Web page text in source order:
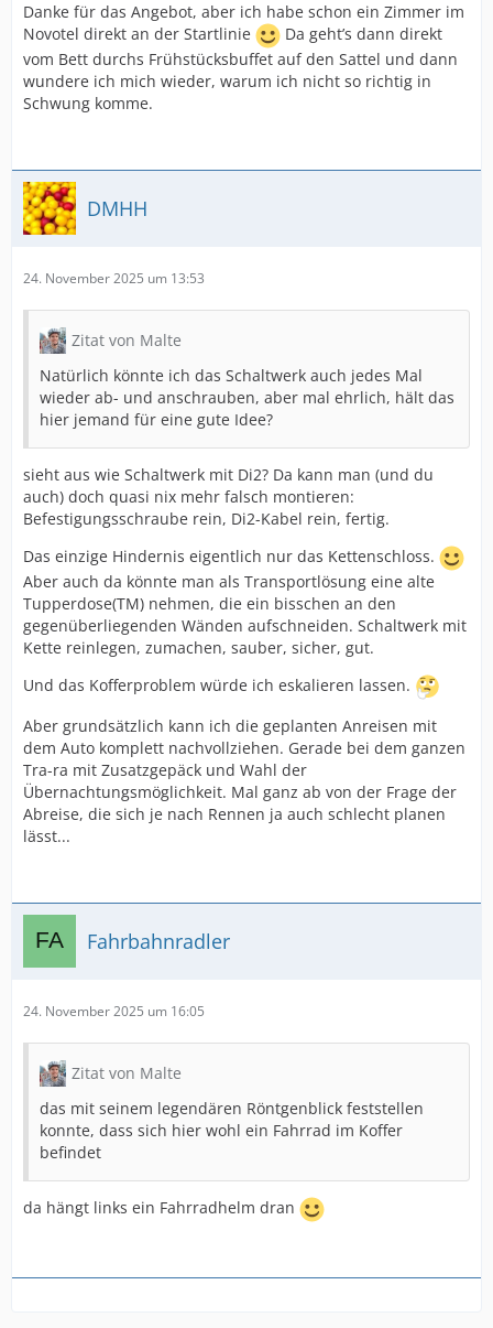
Danke für das Angebot, aber ich habe schon ein Zimmer im
Novotel direkt an der Startlinie
Da geht’s dann direkt
vom Bett durchs Frühstücksbuffet auf den Sattel und dann
wundere ich mich wieder, warum ich nicht so richtig in
Schwung komme.
DMHH
24. November 2025 um 13:53
Zitat von Malte
Natürlich könnte ich das Schaltwerk auch jedes Mal
wieder ab- und anschrauben, aber mal ehrlich, hält das
hier jemand für eine gute Idee?
sieht aus wie Schaltwerk mit Di2? Da kann man (und du
auch) doch quasi nix mehr falsch montieren:
Befestigungsschraube rein, Di2-Kabel rein, fertig.
Das einzige Hindernis eigentlich nur das Kettenschloss.
Aber auch da könnte man als Transportlösung eine alte
Tupperdose(TM) nehmen, die ein bisschen an den
gegenüberliegenden Wänden aufschneiden. Schaltwerk mit
Kette reinlegen, zumachen, sauber, sicher, gut.
Und das Kofferproblem würde ich eskalieren lassen.
Aber grundsätzlich kann ich die geplanten Anreisen mit
dem Auto komplett nachvollziehen. Gerade bei dem ganzen
Tra-ra mit Zusatzgepäck und Wahl der
Übernachtungsmöglichkeit. Mal ganz ab von der Frage der
Abreise, die sich je nach Rennen ja auch schlecht planen
lässt...
Fahrbahnradler
24. November 2025 um 16:05
Zitat von Malte
das mit seinem legendären Röntgenblick feststellen
konnte, dass sich hier wohl ein Fahrrad im Koffer
befindet
da hängt links ein Fahrradhelm dran